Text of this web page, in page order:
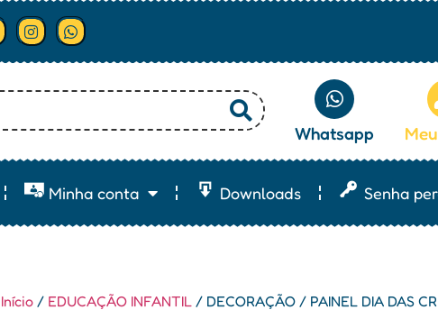
Whatsapp
Minha conta Downloads Senha
Início / EDUCAÇÃO INFANTIL / DECORAÇÃO / PAINEL DIA DAS